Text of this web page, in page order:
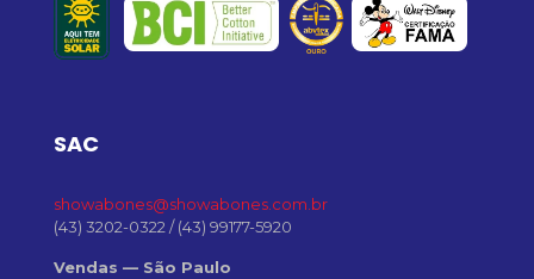
SAC
showabones@showabones.com.br
(43) 3202-0322/(43) 99177-5920
Vendas — São Paulo